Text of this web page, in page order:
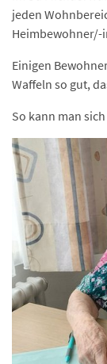
jeden
Heimbewohner/-
Einigen
Waffeln so gut,
So kann man